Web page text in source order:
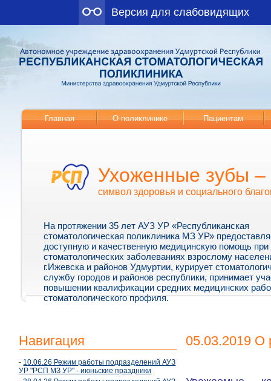
Версия для слабовидящих
Главная О поликлинике Пациентам
Ухоженные зубы –
символ здоровья и социального
На протяжении 35 лет АУЗ УР «Республиканская
стоматологическая поликлиника МЗ УР»
доступную и качественную медицинскую помощь при
стоматологических заболеваниях взрослому
г.Ижевска и районов Удмуртии, курирует
службу городов и районов республики, принимает
повышении квалификации средних медицинских
стоматологического профиля.
Навигация
- 10.06.26 Режим работы подразделений АУЗ
УР "РСП МЗ УР" - июньские праздники
05.03.2019 О